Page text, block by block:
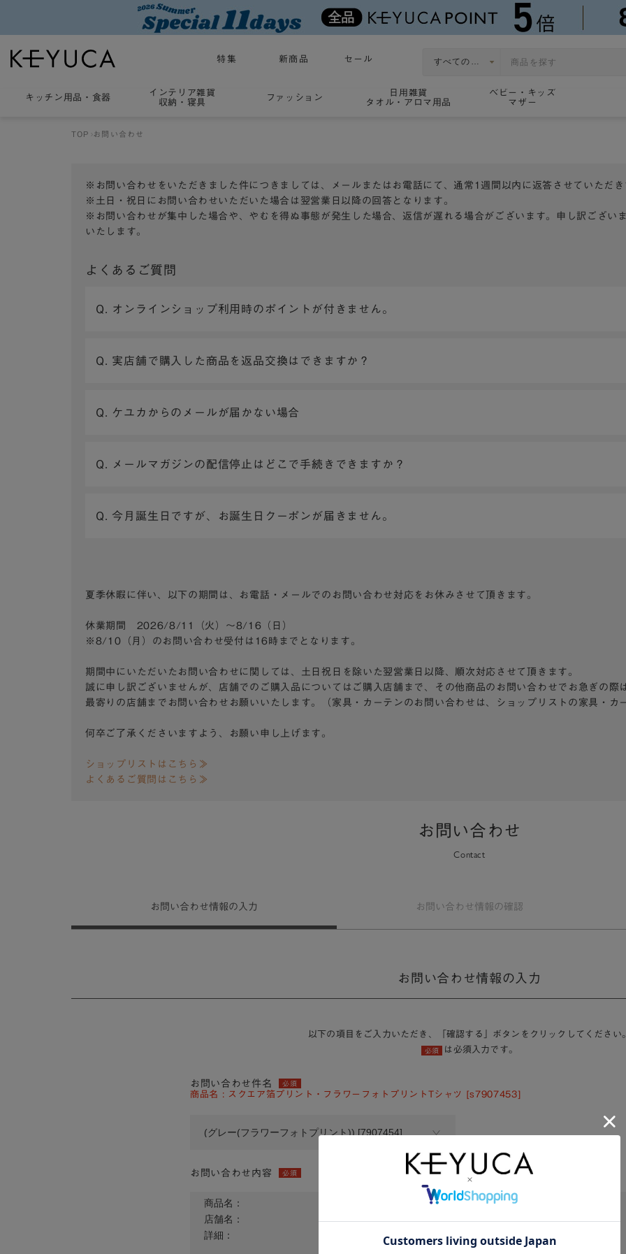
特集 新商品 セール
キッチン用品 ・ 食器
インテリア雑貨
収納・寝具
ファッション
日用雑貨
タオル・アロマ用品
ベビー・キッズ
マザー
TOP お問い合わせ
※お問い合わせをいただきました件につきましては、メールまたはお電話にて、通常1週間以内に返答させていただ
※土日・祝日にお問い合わせいただいた場合は翌営業日以降の回答となります。
※お問い合わせが集中した場合や、やむを得ぬ事態が発生した場合、返信が遅れる場合がございます。申し訳ござい
いたします。
よくあるご質問
Q. オンラインショップ利用時のポイントが付きません。
Q. 実店舗で購入した商品を返品交換はできますか？
Q. ケユカからのメールが届かない場合
Q. メールマガジンの配信停止はどこで手続きできますか？
Q. 今月誕生日ですが、お誕生日クーポンが届きません。
夏季休暇に伴い、以下の期間は、お電話・メールでのお問い合わせ対応をお休みさせて頂きます。
休業期間 2026/8/11（火）～8/16（日）
※8/10（月）のお問い合わせ受付は16時までとなります。
期間中にいただいたお問い合わせに関しては、土日祝日を除いた翌営業日以降、順次対応させて頂きます。
誠に申し訳ございませんが、店舗でのご購入品についてはご購入店舗まで、その他商品のお問い合わせでお急ぎの際
最寄りの店舗までお問い合わせお願いいたします。（家具・カーテンのお問い合わせは、ショップリストの家具・カ
何卒ご了承くださいますよう、お願い申し上げます。
ショップリストはこちら≫
よくあるご質問はこちら≫
お問い合わせ
Contact
お問い合わせ情報の入力 お問い合わせ 情報の確認
お問い合わせ情報の入力
以下の項目をご入力いただき、「確認する」ボタンをクリックしてください
必須 は必須入力です。
お問い合わせ件名 必須
商品名 : スクエア箔プリント・フラワーフォトプリントTシャツ [s7907453]
お問い合わせ内容 必須